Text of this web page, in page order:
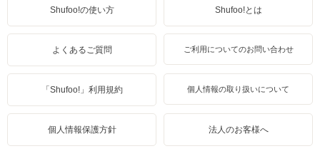
Shufoo!の使い方 Shufoo!とは
よくあるご質問 ご利用についてのお問い合わせ
「Shufoo!」利用規約 個人情報の取り扱いについて
個人情報保護方針 法人のお客様へ